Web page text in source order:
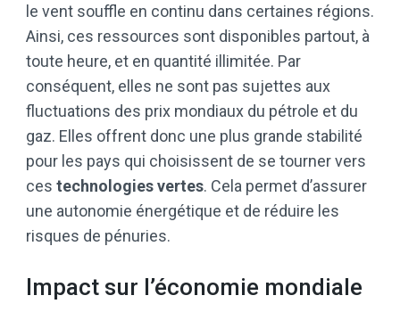
le vent souffle en continu dans certaines régions.
Ainsi, ces ressources sont disponibles partout, à
toute heure, et en quantité illimitée. Par
conséquent, elles ne sont pas sujettes aux
fluctuations des prix mondiaux du pétrole et du
gaz. Elles offrent donc une plus grande stabilité
pour les pays qui choisissent de se tourner vers
ces technologies vertes. Cela permet d’assurer
une autonomie énergétique et de réduire les
risques de pénuries.
Impact sur l’économie mondiale